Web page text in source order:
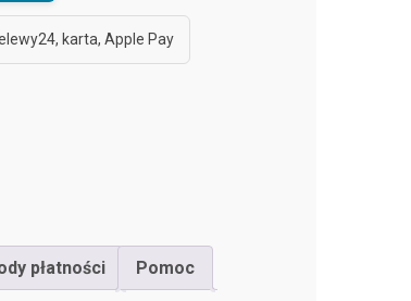
karta, Apple Pay
płatności Pomoc